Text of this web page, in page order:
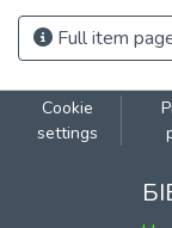
Full item
Cookie
settings